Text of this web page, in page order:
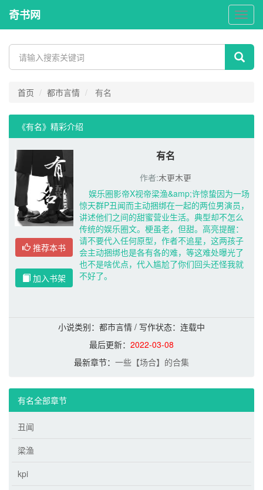
奇
书
奇书网
首页 都市言情 有名
《有名》精彩介绍
推荐本书
加入书架
有名
作者:木更木更
娱乐圈影帝X视帝梁渔&amp;许惊蛰因为一场
惊天群P丑闻而主动捆绑在一起的两位男演员，
讲述他们之间的甜蜜营业生活。典型却不怎么
传统的娱乐圈文。梗虽老，但甜。高亮提醒：
请不要代入任何原型，作者不追星，这两孩子
会主动捆绑也是各有各的难，等这难处曝光了
也不是啥优点，代入尴尬了你们回头还怪我就
不好了。
小说类别：都市言情 / 写作状态： 连载中
最后更新： 2022-03-08
最新章节： 一些【场合】的合集
有名全部章节
丑闻
梁渔
kpi